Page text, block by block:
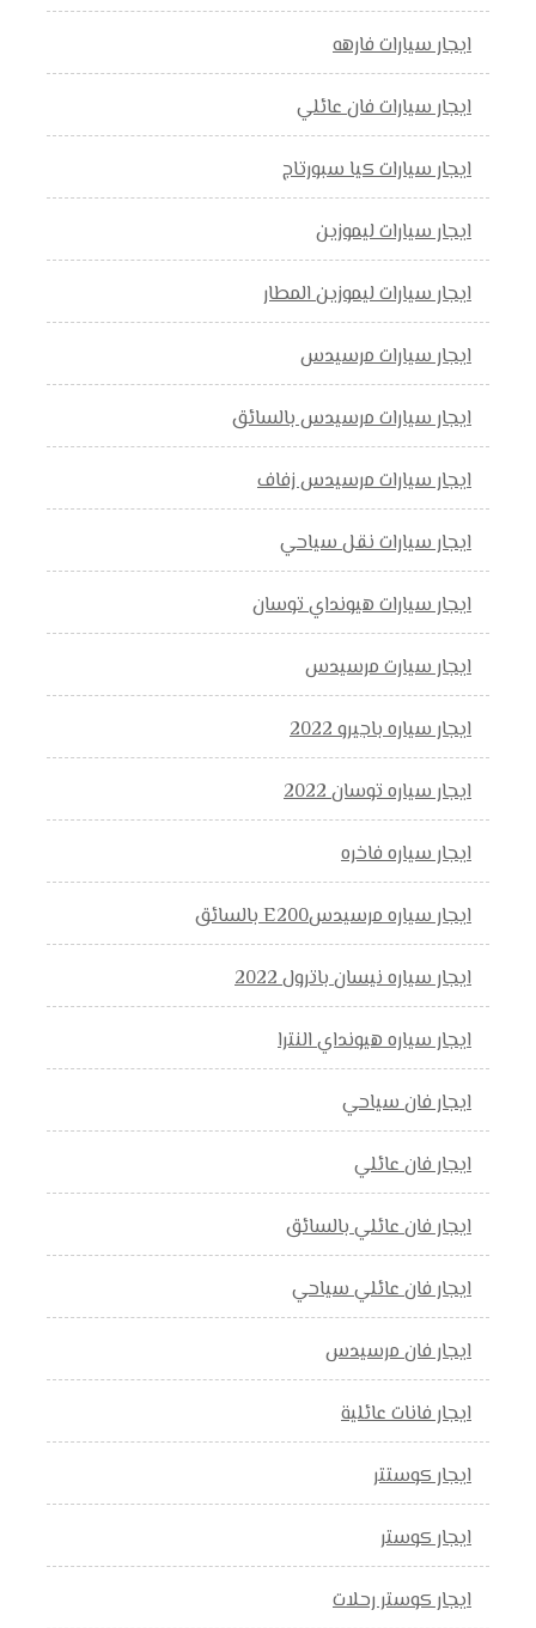
ايجار سيارات فارهه
ايجار سيارات فان عائلي
ايجار سيارات كيا سبورتاج
ايجار سيارات ليموزين
ايجار سيارات ليموزين المطار
ايجار سيارات مرسيدس
ايجار سيارات مرسيدس بالسائق
ايجار سيارات مرسيدس زفاف
ايجار سيارات نقل سياحي
ايجار سيارات هيونداي توسان
ايجار سيارت مرسيدس
ايجار سياره باجيرو 2022
ايجار سياره توسان 2022
ايجار سياره فاخره
ايجار سياره مرسيدسE200 بالسائق
ايجار سياره نيسان باترول 2022
ايجار سياره هيونداي النترا
ايجار فان سياحي
ايجار فان عائلي
ايجار فان عائلي بالسائق
ايجار فان عائلي سياحي
ايجار فان مرسيدس
ايجار فانات عائلية
ايجار كوستتر
ايجار كوستر
ايجار كوستر رحلات